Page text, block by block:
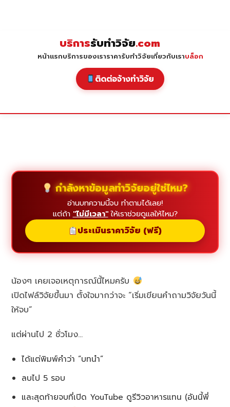
บริการรับทำวิจัย.com
หน้าแรกบริการของเราราคารับทำวิจัยเกี่ยวกับเราบล็อก
ติดต่อจ้างทำวิจัย
กำลังหาข้อมูลทำวิจัยอยู่ใช่ไหม?
อ่านบทความนี้จบ ทำตามได้เลย!
แต่ถ้า "ไม่มีเวลา"ให้เราช่วยดูแลให้ไหม?
ประเมินราคาวิจัย (ฟรี)
น้องๆ เคยเจอเหตุการณ์นี้ไหมครับ
เปิดไฟล์วิจัยขึ้นมา ตั้งใจมากว่าจะ “เริ่มเขียนคำถามวิจัยวันนี้
ให้จบ”
แต่ผ่านไป 2 ชั่วโมง…
ได้แต่พิมพ์คำว่า “บทนำ”
ลบไป 5 รอบ
และสุดท้ายจบที่เปิด YouTube ดูรีวิวอาหารแทน (อันนี้พี่